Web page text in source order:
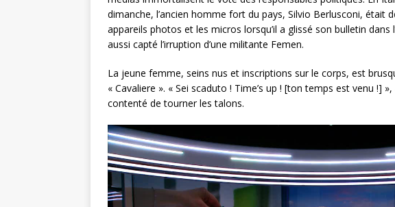
dimanche, l’ancien homme fort du pays, Silvio Berlusconi, était
appareils photos et les micros lorsqu’il a glissé son bulletin
aussi capté l’irruption d’une militante Femen.
La jeune femme, seins nus et inscriptions sur le corps, est
« Cavaliere ». « Sei scaduto ! Time’s up ! [ton temps est venu !]
contenté de tourner les talons.
Lecteur
vidéo